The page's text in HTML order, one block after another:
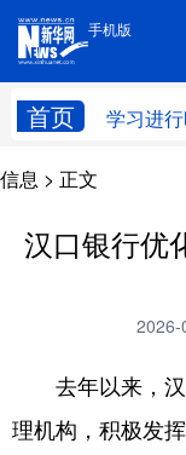
手机版
首页 学习进
手机版
学习进行时
国际
文化
访谈
信息 > 正文
汉口银行优
2026-
去年以来，汉
理机构，积极发